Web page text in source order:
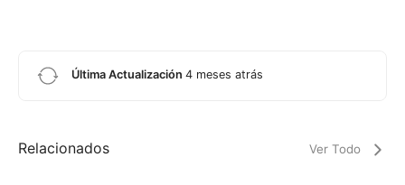
Última Actualización 4 meses atrás
Relacionados Ver Todo